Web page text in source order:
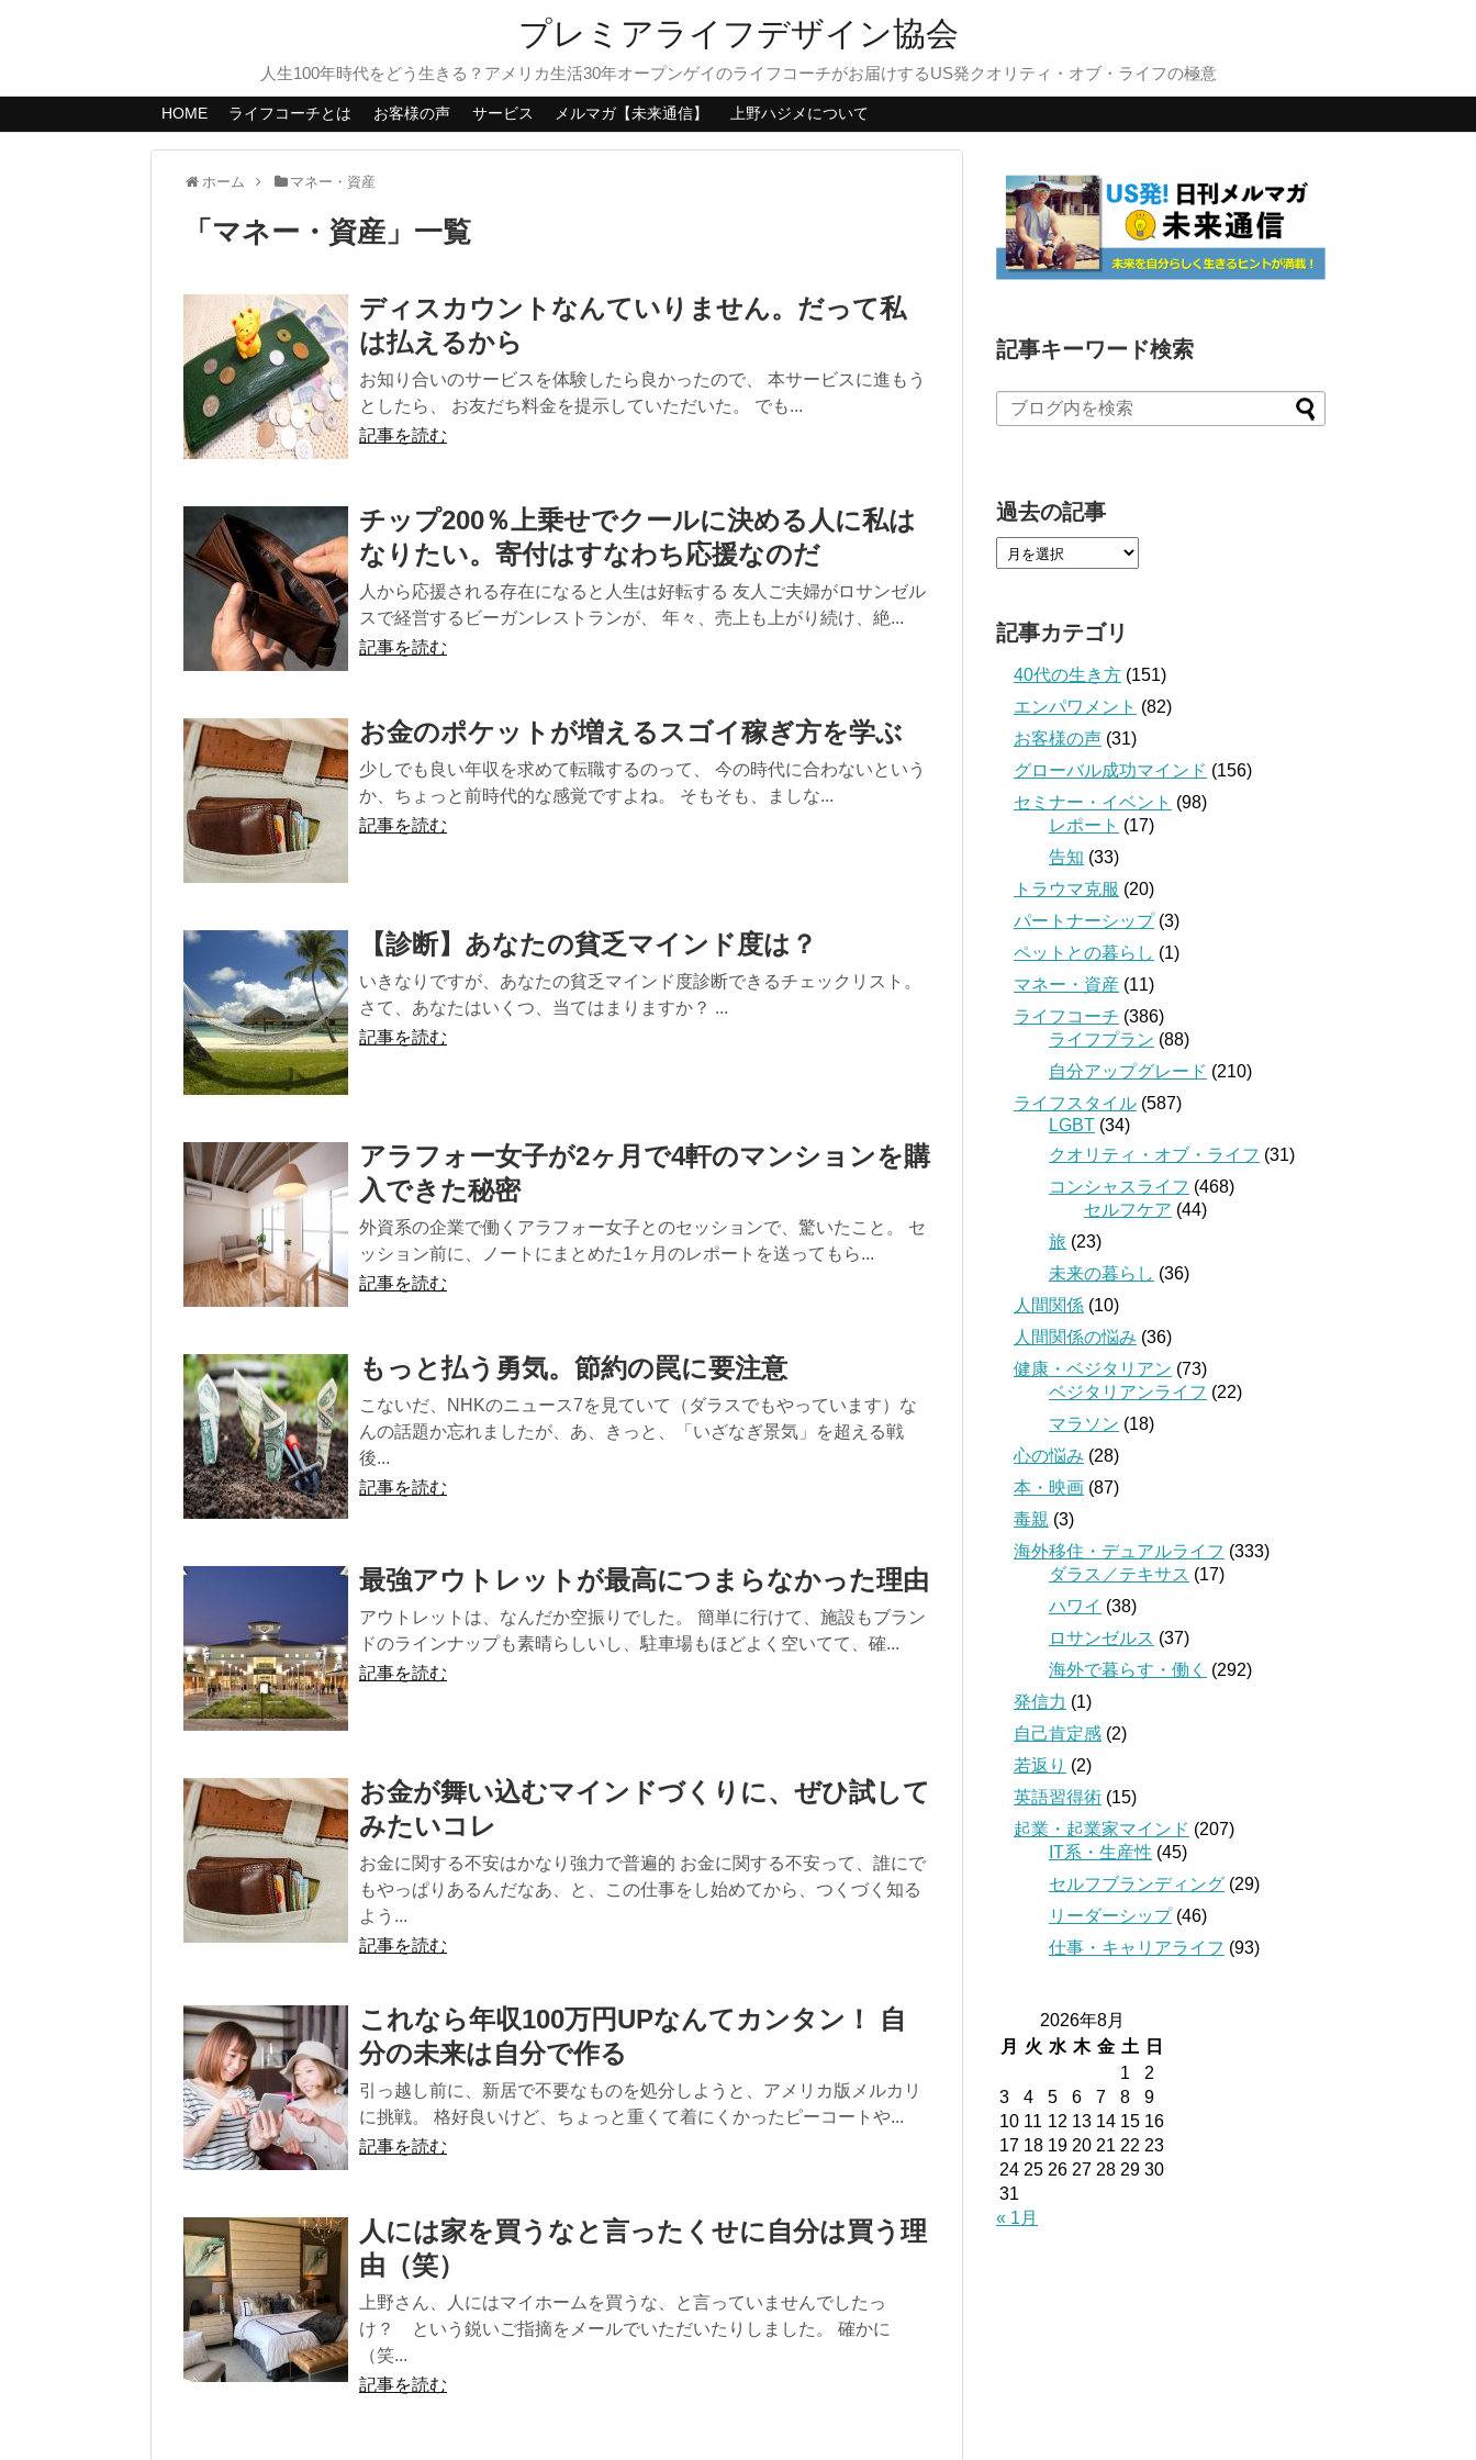
プレミアライフデザイン協会
人生100年時代をどう生きる？アメリカ生活30年オープンゲイのライフコーチがお届けするUS発クオリティ・オブ・ライフの極意
HOME ライフコーチとは お客様の声 サービス メルマガ【未来通信】 上野ハジメについて
ホーム マネー・資産
「 マネー・資産 」 一覧
ディスカウントなんていりません。だって私
は払えるから
お知り合いのサービスを体験したら良かったので、 本サービスに進もう
としたら、 お友だち料金を提示していただいた。 でも...
記事を読む
チップ200％上乗せでクールに決める人に私は
なりたい。寄付はすなわち応援なのだ
人から応援される存在になると人生は好転する 友人ご夫婦がロサンゼル
スで経営するビーガンレストランが、 年々、売上も上がり続け、絶...
記事を読む
お金のポケットが増えるスゴイ稼ぎ方を学ぶ
少しでも良い年収を求めて転職するのって、 今の時代に合わないという
か、ちょっと前時代的な感覚ですよね。 そもそも、ましな...
記事を読む
【診断】あなたの貧乏マインド度は？
いきなりですが、あなたの貧乏マインド度診断できるチェックリスト。
さて、あなたはいくつ、当てはまりますか？ ...
記事を読む
アラフォー女子が2ヶ月で4軒のマンションを購
入できた秘密
外資系の企業で働くアラフォー女子とのセッションで、驚いたこと。 セ
ッション前に、ノートにまとめた1ヶ月のレポートを送ってもら...
記事を読む
もっと払う勇気。節約の罠に要注意
こないだ、NHKのニュース7を見ていて（ダラスでもやっています）な
んの話題か忘れましたが、あ、きっと、「いざなぎ景気」を超える戦
後...
記事を読む
最強アウトレットが最高につまらなかった理由
アウトレットは、なんだか空振りでした。 簡単に行けて、施設もブラン
ドのラインナップも素晴らしいし、駐車場もほどよく空いてて、確...
記事を読む
お金が舞い込むマインドづくりに、ぜひ試して
みたいコレ
お金に関する不安はかなり強力で普遍的 お金に関する不安って、誰にで
もやっぱりあるんだなあ、と、この仕事をし始めてから、つくづく知る
よう...
記事を読む
これなら年収100万円UPなんてカンタン！ 自
分の未来は自分で作る
引っ越し前に、新居で不要なものを処分しようと、アメリカ版メルカリ
に挑戦。 格好良いけど、ちょっと重くて着にくかったピーコートや...
記事を読む
人には家を買うなと言ったくせに自分は買う理
由（笑）
上野さん、人にはマイホームを買うな、と言っていませんでしたっ
け？ という鋭いご指摘をメールでいただいたりしました。 確かに
（笑...
記事を読む
記事キーワード検索
過去の記事
記事カテゴリ
40代の生き方 (151)
エンパワメント (82)
お客様の声 (31)
グローバル成功マインド (156)
セミナー・イベント (98)
レポート (17)
告知 (33)
トラウマ克服 (20)
パートナーシップ(3)
ペットとの暮らし (1)
マネー・資産 (11)
ライフコーチ (386)
ライフプラン (88)
自分アップグレード (210)
ライフスタイル (587)
LGBT (34)
クオリティ・オブ・ライフ (31)
コンシャスライフ (468)
セルフケア (44)
旅 (23)
未来の暮らし (36)
人間関係 (10)
人間関係の悩み (36)
健康・ベジタリアン (73)
ベジタリアンライフ (22)
マラソン (18)
心の悩み (28)
本・映画 (87)
毒親 (3)
海外移住・デュアルライフ (333)
ダラス／テキサス (17)
ハワイ (38)
ロサンゼルス (37)
海外で暮らす・働く
(292)
発信力 (1)
自己肯定感 (2)
若返り (2)
英語習得術 (15)
起業・起業家マインド (207)
IT系・生産性 (45)
セルフブランディング (29)
リーダーシップ(46)
仕事・キャリアライフ (93)
2026年8月
月
火 水 木 金 土
日
1
2
3
4 5 6 7 8
9
10 11 12 13 14 15 16
17 18 19 20 21 22 23
24 25 26 27 28 29 30
31
« 1月